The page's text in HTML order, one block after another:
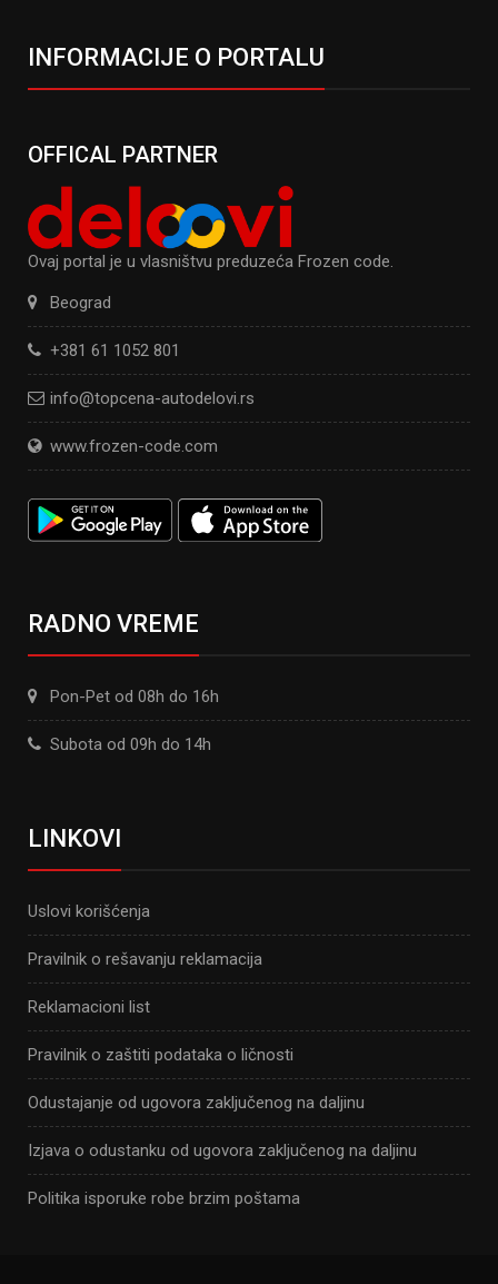
INFORMACIJE O PORTALU
OFFICAL PARTNER
Ovaj portal je u vlasništvu preduzeća Frozen code.
Beograd
+381 61 1052 801
info@topcena-autodelovi.rs
www.frozen-code.com
RADNO VREME
Pon-Pet od 08h do 16h
Subota od 09h do 14h
LINKOVI
Uslovi korišćenja
Pravilnik o rešavanju reklamacija
Reklamacioni list
Pravilnik o zaštiti podataka o ličnosti
Odustajanje od ugovora zaključenog na daljinu
Izjava o odustanku od ugovora zaključenog na daljinu
Politika isporuke robe brzim poštama